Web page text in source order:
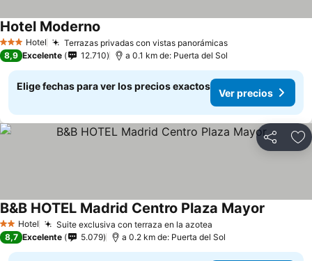
3 Estrellas
Hotel Terrazas privadas con vistas panorámicasVer precios
Hotel Moderno
8,9 Excelente 12.710 a 0.1 km de: Puerta del Sol
Elige fechas para ver los precios exactos
Ver precios
Compartir
2 Estrellas
Hotel Suite exclusiva con terraza en la azotea
B&B HOTEL Madrid Centro Plaza Mayor
8,7 Excelente 5.079 a 0.2 km de: Puerta del Sol